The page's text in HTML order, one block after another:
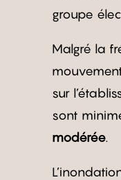
groupe
Malgré la
sur
sont
modérée.